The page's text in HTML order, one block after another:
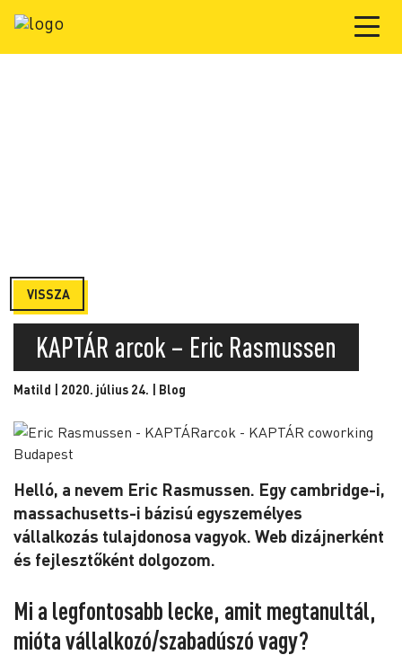
VISSZA
KAPTÁR arcok – Eric Rasmussen
Matild | 2020. július 24. | Blog
Helló, a nevem Eric Rasmussen. Egy cambridge-i,
massachusetts-i bázisú egyszemélyes
vállalkozás tulajdonosa vagyok. Web dizájnerként
és fejlesztőként dolgozom.
Mi a legfontosabb lecke, amit megtanultál,
mióta vállalkozó/szabadúszó vagy?